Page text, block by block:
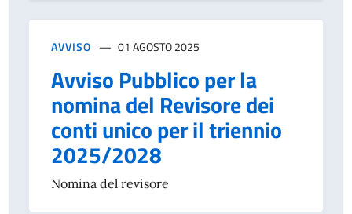
AVVISO 01 AGOSTO 2025
Avviso Pubblico per la
nomina del Revisore dei
conti unico per il triennio
2025/2028
Nomina del revisore